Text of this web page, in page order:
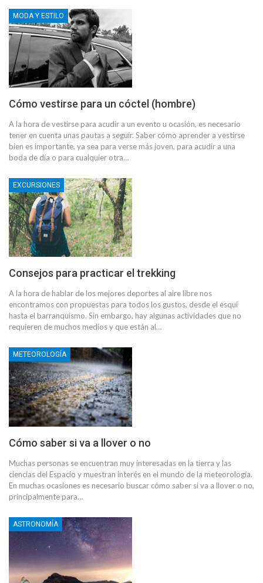
MODA Y ESTILO
Cómo vestirse para un cóctel (hombre)
A la hora de vestirse para acudir a un evento u ocasión, es necesario
tener en cuenta unas pautas a seguir. Saber cómo aprender a vestirse
bien es importante, ya sea para verse más joven, para acudir a una
boda de día o para cualquier otra…
EXCURSIONES
Consejos para practicar el trekking
A la hora de hablar de los mejores deportes al aire libre nos
encontramos con propuestas para todos los gustos, desde el esquí
hasta el barranquismo. Sin embargo, hay algunas actividades que no
requieren de muchos medios y que están al…
METEOROLOGÍA
Cómo saber si va a llover o no
Muchas personas se encuentran muy interesadas en la tierra y las
ciencias del Espacio y muestran interés en el mundo de la meteorología.
En muchas ocasiones es necesario buscar cómo saber si va a llover o no,
principalmente para…
ASTRONOMÍA